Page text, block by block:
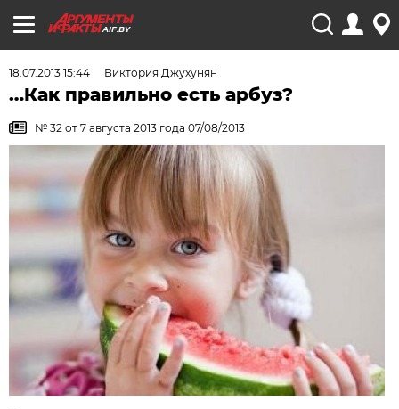
AIF.BY
18.07.2013 15:44 Виктория Джухунян
…Как правильно есть арбуз?
№ 32 от 7 августа 2013 года 07/08/2013